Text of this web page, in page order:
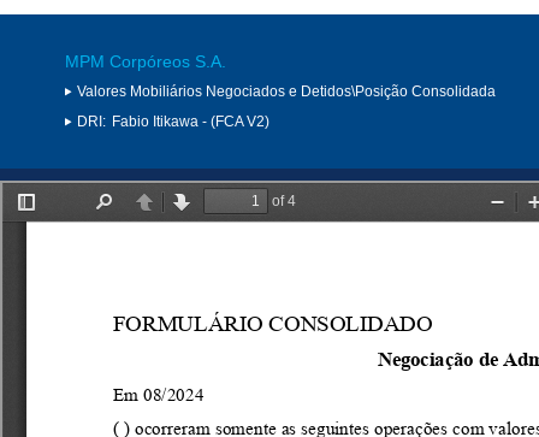
MPM Corpóreos S.A.
Valores Mobiliários Negociados e Detidos\Posição Consolidada
DRI: Fabio Itikawa - (FCA V2)